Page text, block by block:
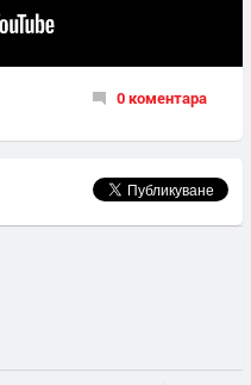
0 коментара